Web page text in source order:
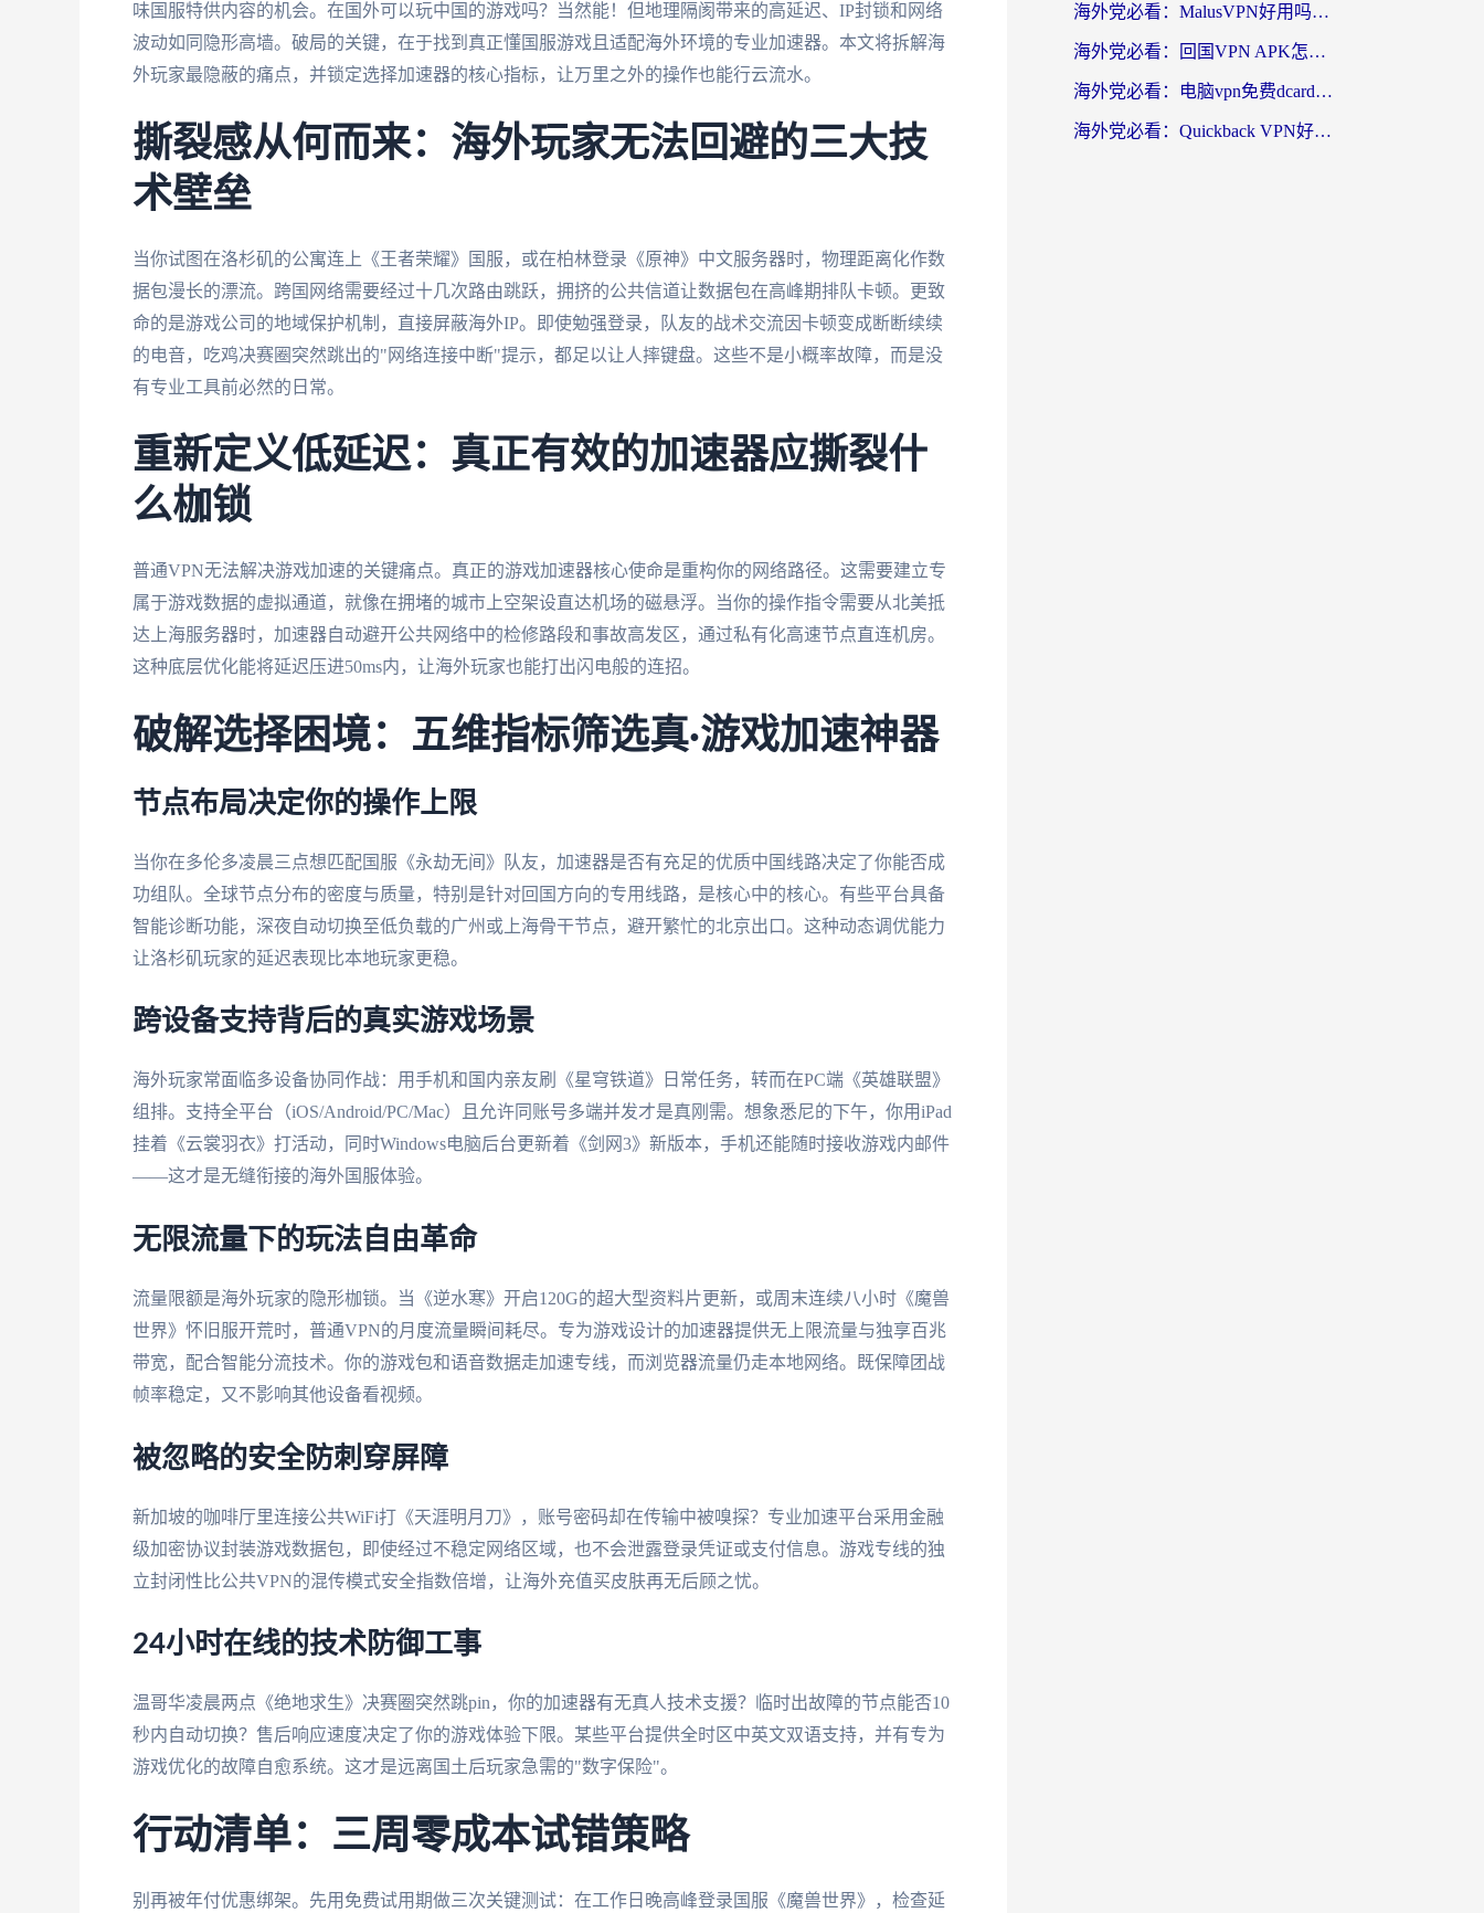
味国服特供内容的机会。在国外可以玩中国的游戏吗？当然能！但地理隔阂带来的高延迟、IP封锁和网络
波动如同隐形高墙。破局的关键，在于找到真正懂国服游戏且适配海外环境的专业加速器。本文将拆解海
外玩家最隐蔽的痛点，并锁定选择加速器的核心指标，让万里之外的操作也能行云流水。
撕裂感从何而来：海外玩家无法回避的三大技
术壁垒
当你试图在洛杉矶的公寓连上《王者荣耀》国服，或在柏林登录《原神》中文服务器时，物理距离化作数
据包漫长的漂流。跨国网络需要经过十几次路由跳跃，拥挤的公共信道让数据包在高峰期排队卡顿。更致
命的是游戏公司的地域保护机制，直接屏蔽海外IP。即使勉强登录，队友的战术交流因卡顿变成断断续续
的电音，吃鸡决赛圈突然跳出的"网络连接中断"提示，都足以让人摔键盘。这些不是小概率故障，而是没
有专业工具前必然的日常。
重新定义低延迟：真正有效的加速器应撕裂什
么枷锁
普通VPN无法解决游戏加速的关键痛点。真正的游戏加速器核心使命是重构你的网络路径。这需要建立专
属于游戏数据的虚拟通道，就像在拥堵的城市上空架设直达机场的磁悬浮。当你的操作指令需要从北美抵
达上海服务器时，加速器自动避开公共网络中的检修路段和事故高发区，通过私有化高速节点直连机房。
这种底层优化能将延迟压进50ms内，让海外玩家也能打出闪电般的连招。
破解选择困境：五维指标筛选真·游戏加速神器
节点布局决定你的操作上限
当你在多伦多凌晨三点想匹配国服《永劫无间》队友，加速器是否有充足的优质中国线路决定了你能否成
功组队。全球节点分布的密度与质量，特别是针对回国方向的专用线路，是核心中的核心。有些平台具备
智能诊断功能，深夜自动切换至低负载的广州或上海骨干节点，避开繁忙的北京出口。这种动态调优能力
让洛杉矶玩家的延迟表现比本地玩家更稳。
跨设备支持背后的真实游戏场景
海外玩家常面临多设备协同作战：用手机和国内亲友刷《星穹铁道》日常任务，转而在PC端《英雄联盟》
组排。支持全平台（iOS/Android/PC/Mac）且允许同账号多端并发才是真刚需。想象悉尼的下午，你用iPad
挂着《云裳羽衣》打活动，同时Windows电脑后台更新着《剑网3》新版本，手机还能随时接收游戏内邮件
——这才是无缝衔接的海外国服体验。
无限流量下的玩法自由革命
流量限额是海外玩家的隐形枷锁。当《逆水寒》开启120G的超大型资料片更新，或周末连续八小时《魔兽
世界》怀旧服开荒时，普通VPN的月度流量瞬间耗尽。专为游戏设计的加速器提供无上限流量与独享百兆
带宽，配合智能分流技术。你的游戏包和语音数据走加速专线，而浏览器流量仍走本地网络。既保障团战
帧率稳定，又不影响其他设备看视频。
被忽略的安全防刺穿屏障
新加坡的咖啡厅里连接公共WiFi打《天涯明月刀》，账号密码却在传输中被嗅探？专业加速平台采用金融
级加密协议封装游戏数据包，即使经过不稳定网络区域，也不会泄露登录凭证或支付信息。游戏专线的独
立封闭性比公共VPN的混传模式安全指数倍增，让海外充值买皮肤再无后顾之忧。
24小时在线的技术防御工事
温哥华凌晨两点《绝地求生》决赛圈突然跳pin，你的加速器有无真人技术支援？临时出故障的节点能否10
秒内自动切换？售后响应速度决定了你的游戏体验下限。某些平台提供全时区中英文双语支持，并有专为
游戏优化的故障自愈系统。这才是远离国土后玩家急需的"数字保险"。
行动清单：三周零成本试错策略
别再被年付优惠绑架。先用免费试用期做三次关键测试：在工作日晚高峰登录国服《魔兽世界》，检查延
海外党必看：MalusVPN好用吗？和畅游VPN对比哪个回国效果更好？附穿梭飞鱼神龟真实体验
海外党必看：回国VPN APK怎么选？3步教你无缝刷国内剧玩国服
海外党必看：电脑vpn免费dcard真的靠谱吗？教你选对回国加速器无缝访问国内资源
海外党必看：Quickback VPN好用吗？和小黑牛VPN对比哪个回国效果更好？附真实体验+避坑指南